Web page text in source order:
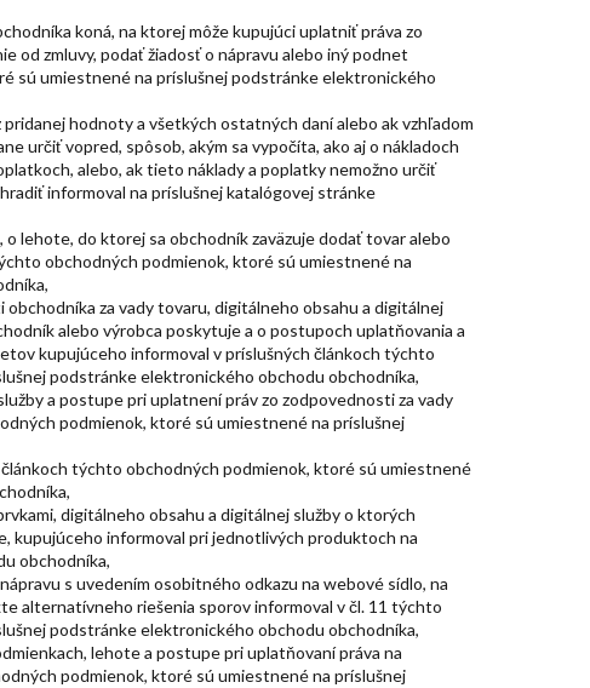
koná, na ktorej môže kupujúci uplatniť práva zo
od zmluvy, podať žiadosť o nápravu alebo iný podnet
sú umiestnené na príslušnej podstránke elektronického
hodnoty a všetkých ostatných daní alebo ak vzhľadom
určiť vopred, spôsob, akým sa vypočíta, ako aj o nákladoch
alebo, ak tieto náklady a poplatky nemožno určiť
informoval na príslušnej katalógovej stránke
lehote, do ktorej sa obchodník zaväzuje dodať tovar alebo
obchodných podmienok, ktoré sú umiestnené na
za vady tovaru, digitálneho obsahu a digitálnej
alebo výrobca poskytuje a o postupoch uplatňovania a
kupujúceho informoval v príslušných článkoch týchto
podstránke elektronického obchodu obchodníka,
a postupe pri uplatnení práv zo zodpovednosti za vady
podmienok, ktoré sú umiestnené na príslušnej
týchto obchodných podmienok, ktoré sú umiestnené
digitálneho obsahu a digitálnej služby o ktorých
kupujúceho informoval pri jednotlivých produktoch na
obchodníka,
s uvedením osobitného odkazu na webové sídlo, na
alternatívneho riešenia sporov informoval v čl. 11 týchto
podstránke elektronického obchodu obchodníka,
lehote a postupe pri uplatňovaní práva na
podmienok, ktoré sú umiestnené na príslušnej